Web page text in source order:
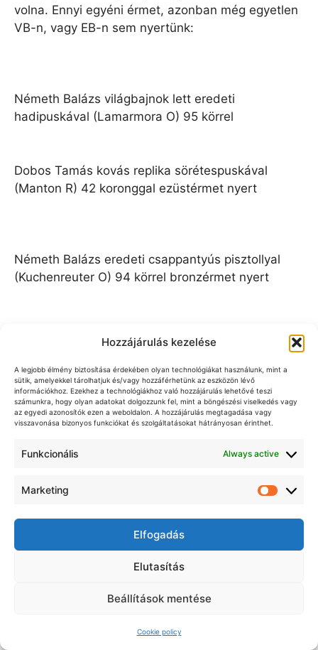
Hozzájárulás kezelése
A legjobb élmény biztosítása érdekében olyan technológiákat használunk, mint a
sütik, amelyekkel tárolhatjuk és/vagy hozzáférhetünk az eszközön lévő
információkhoz. Ezekhez a technológiákhoz való hozzájárulás lehetővé teszi
számunkra, hogy olyan adatokat dolgozzunk fel, mint a böngészési viselkedés vagy
az egyedi azonosítók ezen a weboldalon. A hozzájárulás megtagadása vagy
visszavonása bizonyos funkciókat és szolgáltatásokat hátrányosan érinthet.
Funkcionális Always active
Marketing
Elfogadás
Elutasítás
Beállítások mentése
Cookie policy
volna. Ennyi egyéni érmet, azonban még egyetlen
VB-n, vagy EB-n sem nyertünk:
Németh Balázs világbajnok lett eredeti
hadipuskával (Lamarmora O) 95 körrel
Dobos Tamás kovás replika sörétespuskával
(Manton R) 42 koronggal ezüstérmet nyert
Németh Balázs eredeti csappantyús pisztollyal
(Kuchenreuter O) 94 körrel bronzérmet nyert
Németh Balázs replika kovás puskával
(Pennsylvania R) 97 körrel bronzérmet nyert
A magyar hadipuska csapat (Németh Balázs, Tar
bronzérmet nyert
A teljes eredménylista itt érhető el!
30. MLAIC Elöltöltő Fegyveres Világbajnokság –
Valeggio Sul Minicio, Olaszország, 2024
Lövészek Szövetsége és Magyar Sportlövők
az Olaszországban, Valeggio sul Mincio városban